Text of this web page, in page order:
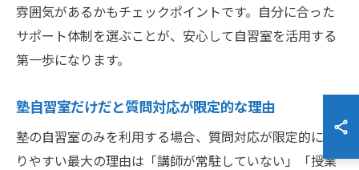
雰囲気があるかもチェックポイントです。自分に合った
サポート体制を選ぶことが、安心して自習室を活用する
第一歩になります。
塾自習室だけだと質問対応が限定的な理由
塾の自習室のみを利用する場合、質問対応が限定的にな
りやすい最大の理由は「講師が常駐していない」「授業